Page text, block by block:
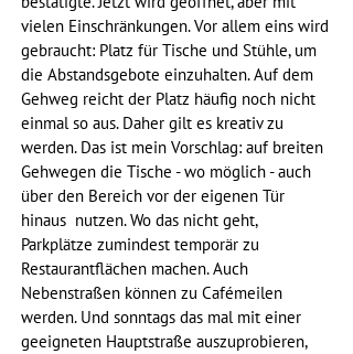
vielen Einschränkungen. Vor allem eins wird
gebraucht: Platz für Tische und Stühle, um
die Abstandsgebote einzuhalten. Auf dem
Gehweg reicht der Platz häufig noch nicht
einmal so aus. Daher gilt es kreativ zu
werden. Das ist mein Vorschlag: auf breiten
Gehwegen die Tische - wo möglich - auch
über den Bereich vor der eigenen Tür
hinaus  nutzen. Wo das nicht geht,
Parkplätze zumindest temporär zu
Restaurantflächen machen. Auch
Nebenstraßen können zu Cafémeilen
werden. Und sonntags das mal mit einer
geeigneten Hauptstraße auszuprobieren,